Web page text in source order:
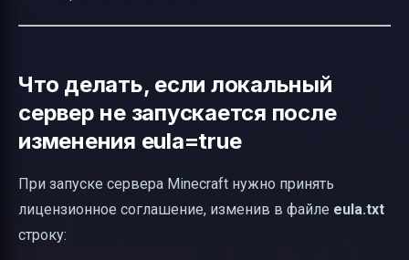
Что делать, если локальный
сервер не запускается после
изменения eula=true
При запуске сервера Minecraft нужно принять
лицензионное соглашение, изменив в файле eula.txt
строку: